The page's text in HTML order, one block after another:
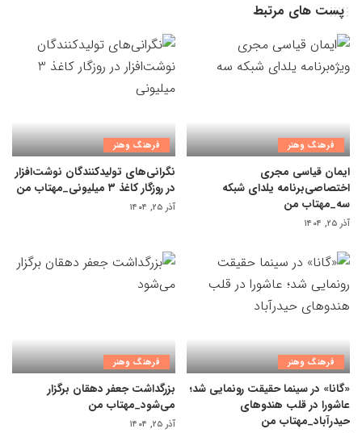
پست های مرتبط
فرهنگ وهنر
ایمان قیاسی مجری
اختصاصی‌برنامه یلدای شبکه
سه_مهتاب من
آذر ۲۵, ۱۴۰۴
فرهنگ وهنر
نگرانی‌های تولیدکنندگان نوشت‌افزار
در روزگار کاغذ ۳ میلیونی_مهتاب من
آذر ۲۵, ۱۴۰۴
فرهنگ وهنر
«گانا» در سینما حقیقت رونمایی شد؛
عاشورا در قلب هندوهای
حیدرآباد_مهتاب من
فرهنگ وهنر
بزرگداشت جعفر دهقان برگزار
می‌شود_مهتاب من
آذر ۲۵, ۱۴۰۴